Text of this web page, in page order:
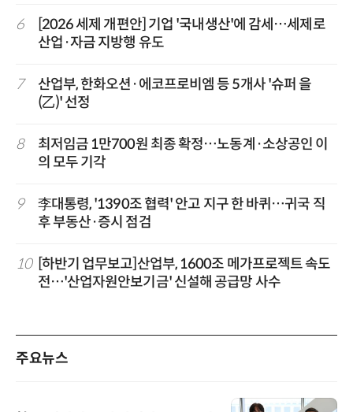
6
[2026 세제 개편안] 기업 '국내생산'에 감세…세제로
산업·자금 지방행 유도
7
산업부, 한화오션·에코프로비엠 등 5개사 '슈퍼 을
(乙)' 선정
8
최저임금 1만700원 최종 확정…노동계·소상공인 이
의 모두 기각
9
李대통령, '1390조 협력' 안고 지구 한 바퀴…귀국 직
후 부동산·증시 점검
10 [하반기 업무보고]산업부, 1600조 메가프로젝트 속도
전…'산업자원안보기금' 신설해 공급망 사수
주요뉴스